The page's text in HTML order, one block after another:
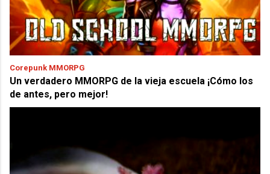
Corepunk MMORPG
Un verdadero MMORPG de la vieja escuela ¡Cómo los
de antes, pero mejor!